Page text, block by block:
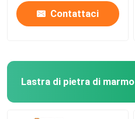
Contattaci
Lastra di pietra di marmo